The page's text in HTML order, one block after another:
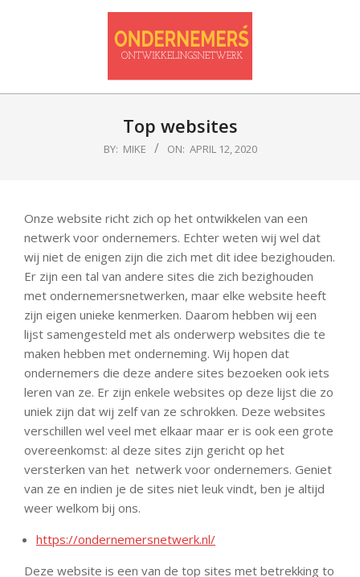
Top websites
BY: MIKE ON: APRIL 12, 2020
Onze website richt zich op het ontwikkelen van een
netwerk voor ondernemers. Echter weten wij wel dat
wij niet de enigen zijn die zich met dit idee bezighouden.
Er zijn een tal van andere sites die zich bezighouden
met ondernemersnetwerken, maar elke website heeft
zijn eigen unieke kenmerken. Daarom hebben wij een
lijst samengesteld met als onderwerp websites die te
maken hebben met onderneming. Wij hopen dat
ondernemers die deze andere sites bezoeken ook iets
leren van ze. Er zijn enkele websites op deze lijst die zo
uniek zijn dat wij zelf van ze schrokken. Deze websites
verschillen wel veel met elkaar maar er is ook een grote
overeenkomst: al deze sites zijn gericht op het
versterken van het netwerk voor ondernemers. Geniet
van ze en indien je de sites niet leuk vindt, ben je altijd
weer welkom bij ons.
https://ondernemersnetwerk.nl/
Deze website is een van de top sites met betrekking to